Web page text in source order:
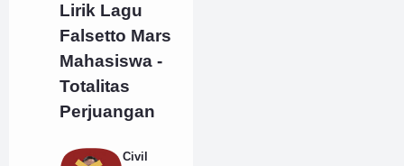
Lirik Lagu
Falsetto Mars
Mahasiswa -
Totalitas
Perjuangan
Civil